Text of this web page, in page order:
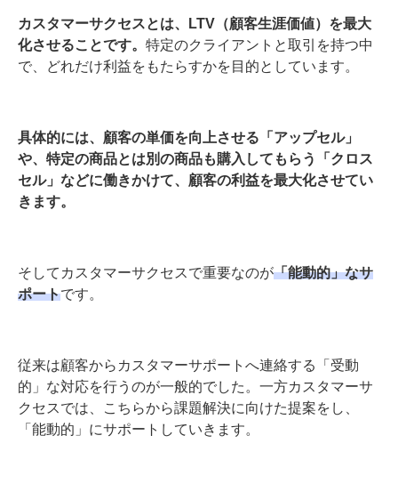
カスタマーサクセスとは、LTV（顧客生涯価値）を最大
化させることです。 特定のクライアントと取引を持つ中
で、どれだけ利益をもたらすかを目的としています。
具体的には、顧客の単価を向上させる「アップセル」
や、特定の商品とは別の商品も購入してもらう「クロス
セル」などに働きかけて、顧客の利益を最大化させてい
きます。
そしてカスタマーサクセスで重要なのが「能動的」なサ
ポートです。
従来は顧客からカスタマーサポートへ連絡する「受動
的」な対応を行うのが一般的でした。一方カスタマーサ
クセスでは、こちらから課題解決に向けた提案をし、
「能動的」にサポートしていきます。